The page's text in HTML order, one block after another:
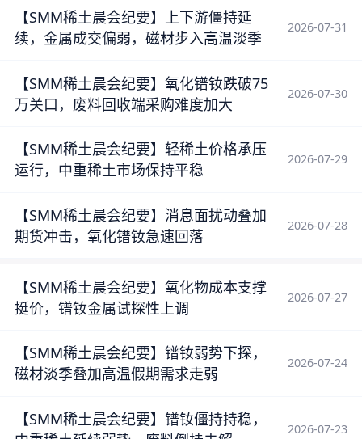
【SMM稀土晨会纪要】上下游僵持延
续，金属成交偏弱，磁材步入高温淡季
2026-07-31
【SMM稀土晨会纪要】氧化镨钕跌破75
万关口，废料回收端采购难度加大
2026-07-30
【SMM稀土晨会纪要】轻稀土价格承压
运行，中重稀土市场保持平稳
2026-07-29
【SMM稀土晨会纪要】消息面扰动叠加
期货冲击，氧化镨钕急速回落
2026-07-28
【SMM稀土晨会纪要】氧化物成本支撑
挺价，镨钕金属试探性上调
2026-07-27
【SMM稀土晨会纪要】镨钕弱势下探，
磁材淡季叠加高温假期需求走弱
2026-07-24
【SMM稀土晨会纪要】镨钕僵持持稳，
2026-07-23